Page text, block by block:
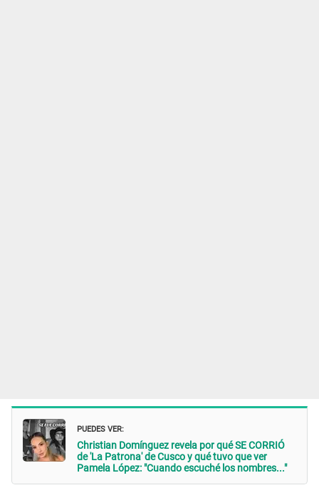
PUEDES VER:
Christian Domínguez revela por qué SE CORRIÓ
de 'La Patrona' de Cusco y qué tuvo que ver
Pamela López: "Cuando escuché los nombres..."